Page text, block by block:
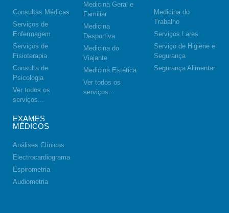
Consultas Médicas
Serviços de
Enfermagem
Serviços de
Fisioterapia
Consulta de
Psicologia
Ver todos os
serviços...
Medicina Geral e
Familiar
Medicina
Desportiva
Medicina do
Viajante
Medicina Estética
Ver todos os
serviços...
Medicina do
Trabalho
Serviços Lares
Serviço de Higiene e
Segurança
Segurança Alimentar
EXAMES
MÉDICOS
Análises Clínicas
Electrocardiograma
Espirometria
Audiometria